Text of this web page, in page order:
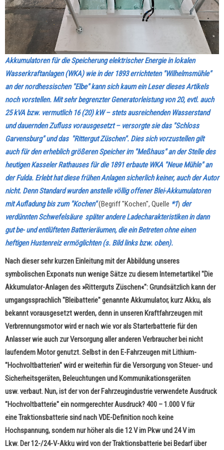
Akkumulatoren für die Speicherung elektrischer Energie in lokalen
Wasserkraftanlagen (WKA) wie in der 1893 errichteten "Wilhelmsmühle"
an der nordhessischen "Elbe" kann sich kaum ein Leser dieses Artikels
noch vorstellen. Mit sehr begrenzter Generatorleistung von 20, evtl. auch
25 kVA bzw. vermutlich 16 (20) kW – stets ausreichenden Wasserstand
und dauernden Zufluss vorausgesetzt – versorgte sie das "Schloss
Garvensburg" und das "Rittergut Züschen". Dies sich vorzustellen gilt
auch für den erheblich größeren Speicher im "Meßhaus" an der Stelle des
heutigen Kasseler Rathauses für die 1891 erbaute WKA "Neue Mühle" an
der Fulda. Erlebt hat diese frühen Anlagen sicherlich keiner, auch der Autor
nicht. Denn Standard wurden anstelle völlig offener Blei-Akkumulatoren
mit Aufladung bis zum "Kochen"(Begriff "Kochen", Quelle *1) der
verdünnten Schwefelsäure später andere Ladecharakteristiken in dann
gut be- und entlüfteten Batterieräumen, die ein Betreten ohne einen
heftigen Hustenreiz ermöglichten (s. Bild links bzw. oben).
Nach dieser sehr kurzen Einleitung mit der Abbildung unseres
symbolischen Exponats nun wenige Sätze zu diesem Internetartikel "Die
Akkumulator-Anlagen des »Ritterguts Züschen«": Grundsätzlich kann der
umgangssprachlich "Bleibatterie" genannte Akkumulator, kurz Akku, als
bekannt vorausgesetzt werden, denn in unseren Kraftfahrzeugen mit
Verbrennungsmotor wird er nach wie vor als Starterbatterie für den
Anlasser wie auch zur Versorgung aller anderen Verbraucher bei nicht
laufendem Motor genutzt. Selbst in den E-Fahrzeugen mit Lithium-
"Hochvoltbatterien" wird er weiterhin für die Versorgung von Steuer- und
Sicherheitsgeräten, Beleuchtungen und Kommunikationsgeräten
usw. verbaut. Nun, ist der von der Fahrzeugindustrie verwendete Ausdruck
"Hochvoltbatterie" ein normgerechter Ausdruck? 400 – 1.000 V für
eine Traktionsbatterie sind nach VDE-Definition noch keine
Hochspannung, sondern nur höher als die 12 V im Pkw und 24 V im
Lkw. Der 12-/24-V-Akku wird von der Traktionsbatterie bei Bedarf über